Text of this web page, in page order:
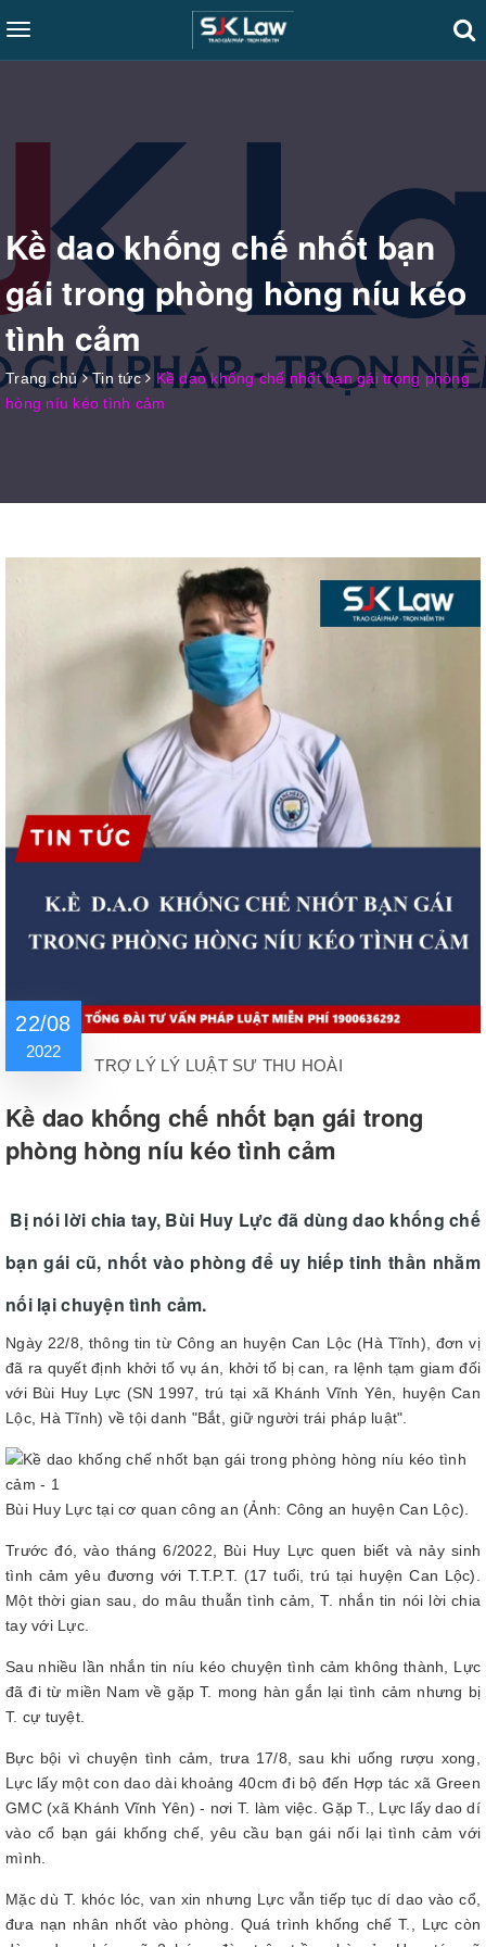
Toggle
navigation
Kề dao khống chế nhốt bạn
gái trong phòng hòng níu kéo
tình cảm
Trang chủ Tin tức
Kề dao khống chế nhốt bạn gái trong phòng
hòng níu kéo tình cảm
22/08
2022
TRỢ LÝ LÝ LUẬT SƯ THU HOÀI
Kề dao khống chế nhốt bạn gái trong
phòng hòng níu kéo tình cảm
Bị nói lời chia tay, Bùi Huy Lực đã dùng dao khống chế
bạn gái cũ, nhốt vào phòng để uy hiếp tinh thần nhằm
nối lại chuyện tình cảm.
Ngày 22/8, thông tin từ Công an huyện Can Lộc (Hà Tĩnh), đơn vị
đã ra quyết định khởi tố vụ án, khởi tố bị can, ra lệnh tạm giam đối
với Bùi Huy Lực (SN 1997, trú tại xã Khánh Vĩnh Yên, huyện Can
Lộc, Hà Tĩnh) về tội danh "Bắt, giữ người trái pháp luật".
Bùi Huy Lực tại cơ quan công an (Ảnh: Công an huyện Can Lộc).
Trước đó, vào tháng 6/2022, Bùi Huy Lực quen biết và nảy sinh
tình cảm yêu đương với T.T.P.T. (17 tuổi, trú tại huyện Can Lộc).
Một thời gian sau, do mâu thuẫn tình cảm, T. nhắn tin nói lời chia
tay với Lực.
Sau nhiều lần nhắn tin níu kéo chuyện tình cảm không thành, Lực
đã đi từ miền Nam về gặp T. mong hàn gắn lại tình cảm nhưng bị
T. cự tuyệt.
Bực bội vì chuyện tình cảm, trưa 17/8, sau khi uống rượu xong,
Lực lấy một con dao dài khoảng 40cm đi bộ đến Hợp tác xã Green
GMC (xã Khánh Vĩnh Yên) - nơi T. làm việc. Gặp T., Lực lấy dao dí
vào cổ bạn gái khống chế, yêu cầu bạn gái nối lại tình cảm với
mình.
Mặc dù T. khóc lóc, van xin nhưng Lực vẫn tiếp tục dí dao vào cổ,
đưa nạn nhân nhốt vào phòng. Quá trình khống chế T., Lực còn